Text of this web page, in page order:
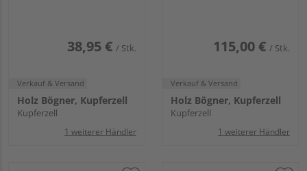
38,95 € / Stk.
Verkauf & Versand
Holz Bögner, Kupferzell
Kupferzell
1 weiterer Händler
115,00 € / Stk.
Verkauf & Versand
Holz Bögner, Kupferzell
Kupferzell
1 weiterer Händler